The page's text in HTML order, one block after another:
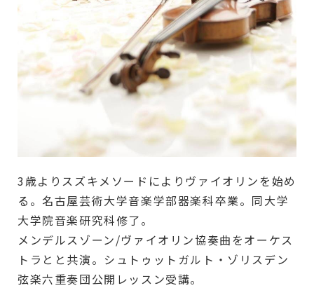
3歳よりスズキメソードによりヴァイオリンを始め
る。名古屋芸術大学音楽学部器楽科卒業。同大学
大学院音楽研究科修了。
メンデルスゾーン/ヴァイオリン協奏曲をオーケス
トラとと共演。シュトゥットガルト・ゾリスデン
弦楽六重奏団公開レッスン受講。